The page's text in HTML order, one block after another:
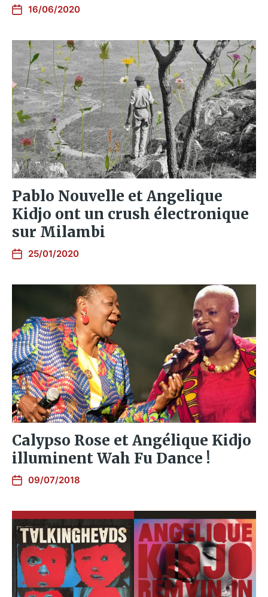
16/06/2020
Pablo Nouvelle et Angelique
Kidjo ont un crush électronique
sur Milambi
25/01/2020
Calypso Rose et Angélique Kidjo
illuminent Wah Fu Dance !
09/07/2018